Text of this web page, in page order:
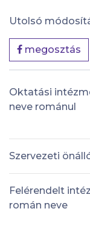
Utolsó
megosztás
Oktatási
neve románul
Szervezeti
Felérendelt
román neve